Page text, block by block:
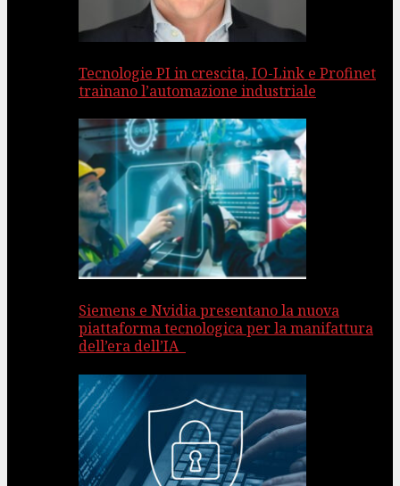
Tecnologie PI in crescita, IO-Link e Profinet
trainano l’automazione industriale
Siemens e Nvidia presentano la nuova
piattaforma tecnologica per la manifattura
dell’era dell’IA